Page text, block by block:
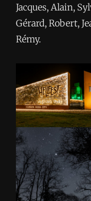
Jacques, Alain,
Gérard, Robert,
Rémy.